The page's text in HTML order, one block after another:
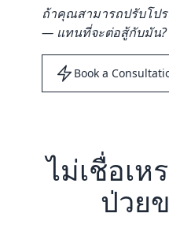
ถ้าคุณสามารถปรับโป
— แทนที่จะต่อสู้กับมัน?
Book a
ไม่เชื่อเห
ป่วย